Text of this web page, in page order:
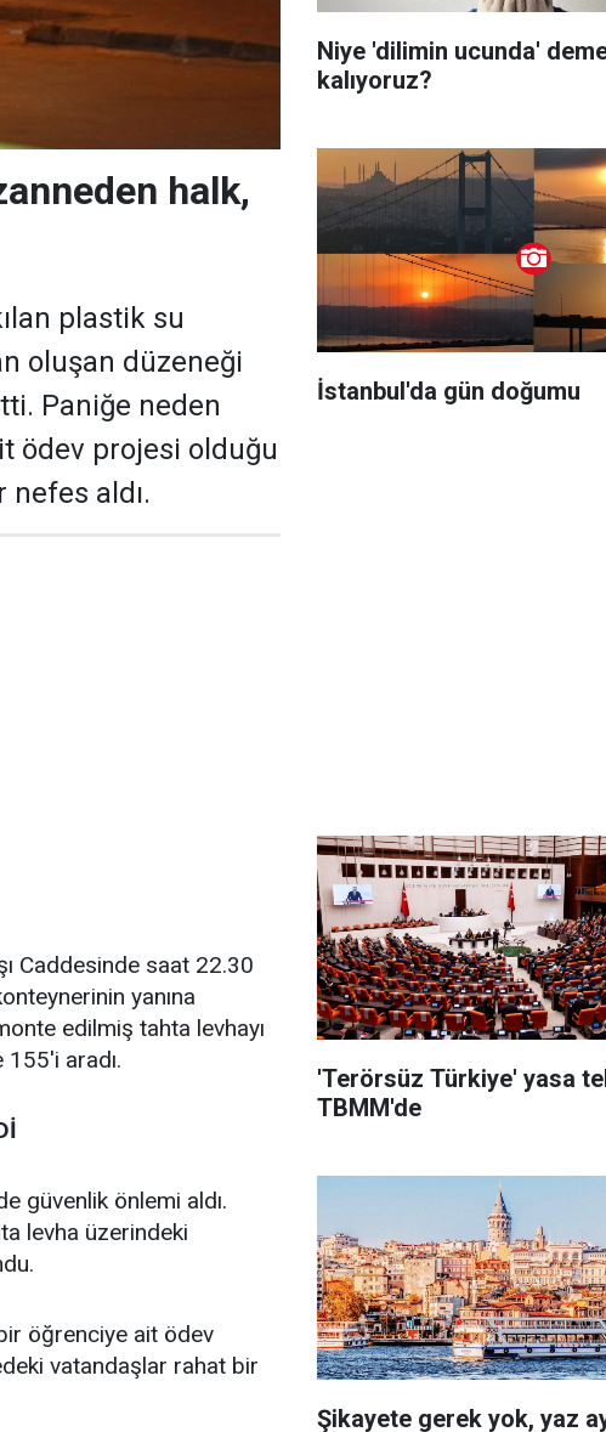
halk,
plastik su
oluşan düzeneği
Paniğe neden
ödev projesi olduğu
nefes aldı.
Caddesinde saat 22.30
yanına
edilmiş tahta levhayı
aradı.
güvenlik önlemi aldı.
levha üzerindeki
öğrenciye ait ödev
vatandaşlar rahat bir
Niye 'dilimin ucunda'
kalıyoruz?
İstanbul'da gün doğumu
'Terörsüz Türkiye' yasa
TBMM'de
Şikayete gerek yok, yaz